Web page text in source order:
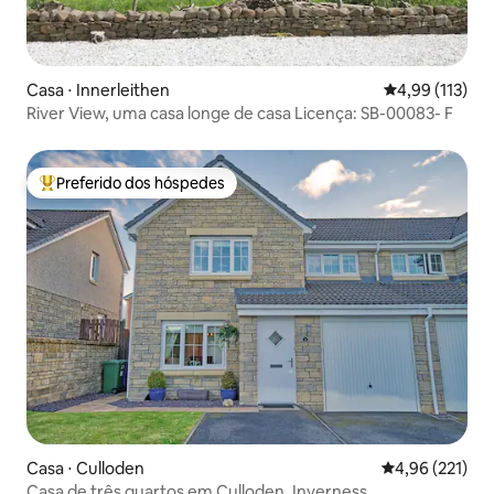
Casa ⋅ Innerleithen 4,99 de uma
4,99 (113)
River View, uma casa longe de casa Licença: SB-00083- F
Entre os melhores preferidos dos hóspedes
Preferido dos hóspedes
Casa ⋅ Culloden 4,96 de uma
4,96 (221)